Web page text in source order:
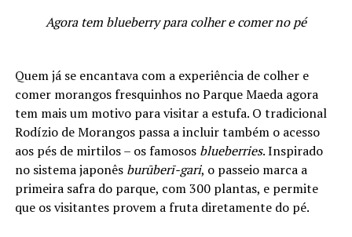
Agora tem blueberry para colher e comer no pé
Quem já se encantava com a experiência de colher e
comer morangos fresquinhos no Parque Maeda agora
tem mais um motivo para visitar a estufa. O tradicional
Rodízio de Morangos passa a incluir também o acesso
aos pés de mirtilos – os famosos blueberries. Inspirado
no sistema japonês burūberī-gari, o passeio marca a
primeira safra do parque, com 300 plantas, e permite
que os visitantes provem a fruta diretamente do pé.